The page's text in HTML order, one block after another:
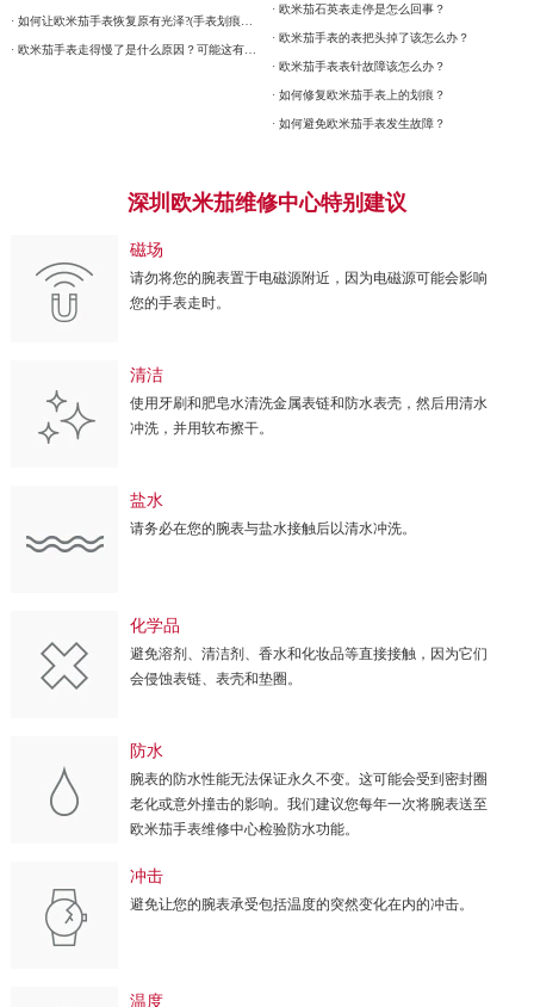
· 欧米茄手表走得慢了是什么原因？可能这有这5个方面
· 欧米茄石英表走停是怎么回事？
· 欧米茄手表的表把头掉了该怎么办？
· 欧米茄手表表针故障该怎么办？
· 如何修复欧米茄手表上的划痕？
· 如何避免欧米茄手表发生故障？
深圳欧米茄维修中心特别建议
磁场
请勿将您的腕表置于电磁源附近，因为电磁源可能会影响
您的手表走时。
清洁
使用牙刷和肥皂水清洗金属表链和防水表壳，然后用清水
冲洗，并用软布擦干。
盐水
请务必在您的腕表与盐水接触后以清水冲洗。
化学品
避免溶剂、清洁剂、香水和化妆品等直接接触，因为它们
会侵蚀表链、表壳和垫圈。
防水
腕表的防水性能无法保证永久不变。这可能会受到密封圈
老化或意外撞击的影响。我们建议您每年一次将腕表送至
欧米茄手表维修中心检验防水功能。
冲击
避免让您的腕表承受包括温度的突然变化在内的冲击。
温度